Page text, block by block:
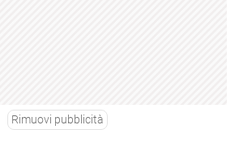
Rimuovi pubblicità